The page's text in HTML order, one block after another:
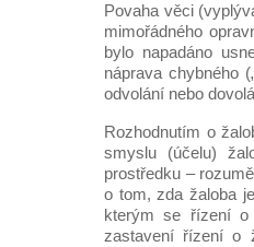
Povaha věci
mimořádného
bylo napadáno
náprava chybného
odvolání nebo
Rozhodnutím o
smyslu (účelu)
prostředku –
o tom, zda žaloba
kterým se řízení o
zastavení řízení o